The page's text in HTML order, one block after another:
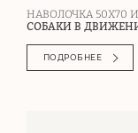
НАВОЛОЧКА 50Х70
СОБАКИ В
ПОДРОБНЕЕ